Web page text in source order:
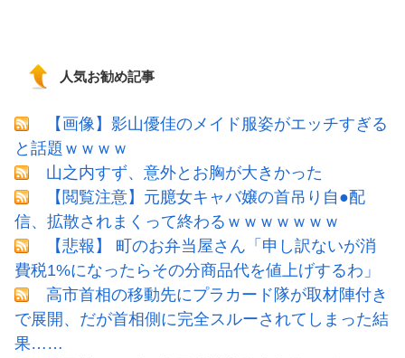
人気お勧め記事
【画像】影山優佳のメイド服姿がエッチすぎる
と話題ｗｗｗｗ
山之内すず、意外とお胸が大きかった
【閲覧注意】元臆女キャバ嬢の首吊り自●配
信、拡散されまくって終わるｗｗｗｗｗｗｗ
【悲報】 町のお弁当屋さん「申し訳ないが消
費税1%になったらその分商品代を値上げするわ」
高市首相の移動先にプラカード隊が取材陣付き
で展開、だが首相側に完全スルーされてしまった結
果……